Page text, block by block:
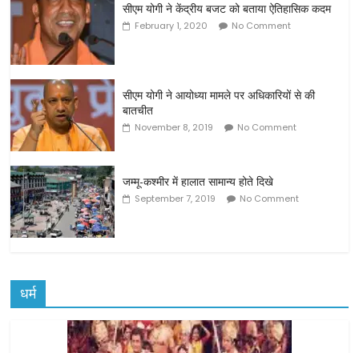
सीएम योगी ने केंद्रीय बजट को बताया ऐतिहासिक कदम
February 1, 2020 No Comment
सीएम योगी ने आयोध्या मामले पर अधिकारियों से की
बातचीत
November 8, 2019 No Comment
जम्मू-कश्मीर में हालात सामान्य होते दिखे
September 7, 2019 No Comment
धर्म